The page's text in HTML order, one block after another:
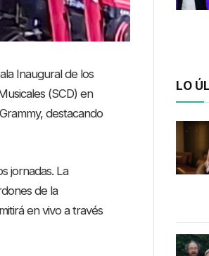
Inaugural de los
(SCD) en
destacando
jornadas. La
de la
en vivo a través
LO